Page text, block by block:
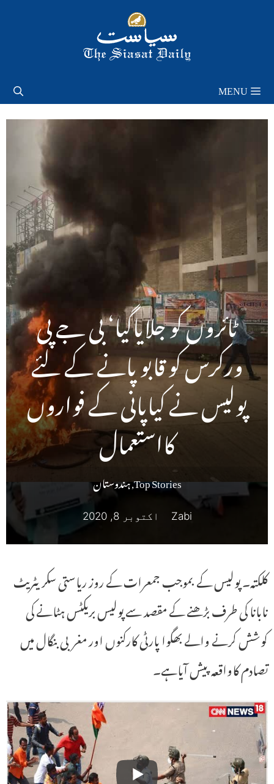
MENU
ٹائروں کو جلایاگیا‘ بی جے پی
ورکرس کو قابو پانے کے لئے
پولیس نے کیاپانی کے فواروں
کااستعمال
Top Stories
,ہندوستان
Zabi اکتوبر 8, 2020
کلکتہ۔ پولیس کے بموجب جمعرات کے روز ریاستی سکریٹریٹ
نابانا کی طرف بڑھنے کے مقصد سے پولیس بریکٹس ہٹانے کی
کوشش کرنے والے بھگوا پارٹی کارکنوں اور مغربی بنگال میں
تصادم کاواقعہ پیش آیاہے۔